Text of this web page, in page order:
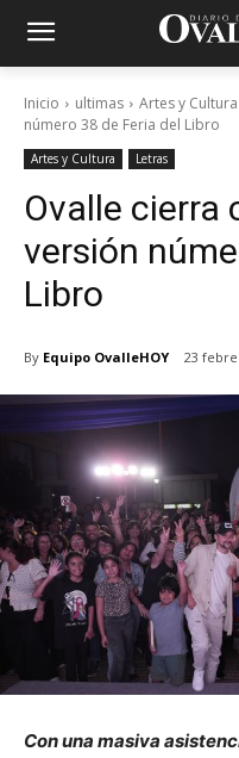
Inicio ultimas Artes y Cultura
número 38 de Feria del Libro
Artes y Cultura Letras
Ovalle cierra
versión
Libro
By Equipo OvalleHOY 23
Con una masiva